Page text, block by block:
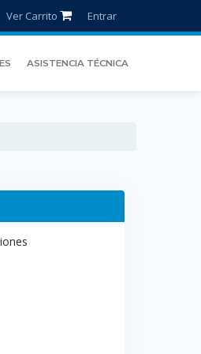
Ver Carrito Entrar
ASISTENCIA TÉCNICA